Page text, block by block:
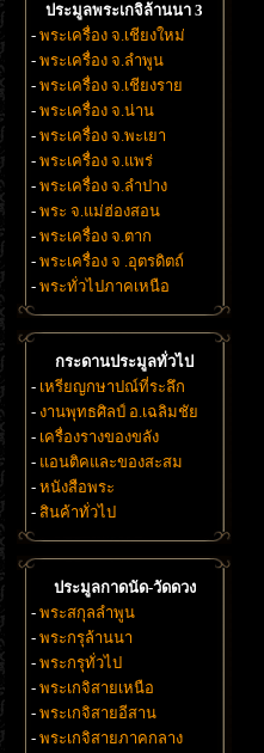
ประมูลพระเกจิล้านนา 3
- พระเครื่อง จ.เชียงใหม่
- พระเครื่อง จ.ลำพูน
- พระเครื่อง จ.เชียงราย
- พระเครื่อง จ.น่าน
- พระเครื่อง จ.พะเยา
- พระเครื่อง จ.แพร่
- พระเครื่อง จ.ลำปาง
- พระ จ.แม่ฮ่องสอน
- พระเครื่อง จ.ตาก
- พระเครื่อง จ .อุตรดิตถ์
- พระทั่วไปภาคเหนือ
กระดานประมูลทั่วไป
- เหรียญกษาปณ์ที่ระลึก
- งานพุทธศิลป์ อ.เฉลิมชัย
- เครื่องรางของขลัง
- แอนติคและของสะสม
- หนังสือพระ
- สินค้าทั่วไป
ประมูลกาดนัด-วัดดวง
- พระสกุลลำพูน
- พระกรุล้านนา
- พระกรุทั่วไป
- พระเกจิสายเหนือ
- พระเกจิสายอีสาน
- พระเกจิสายภาคกลาง